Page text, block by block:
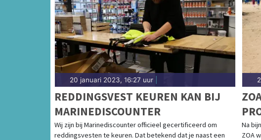
20 januari 2023, 16:27 uur
REDDINGSVEST KEUREN KAN BIJ
MARINEDISCOUNTER
Wij zijn bij Marinediscounter officieel gecertificeerd om
reddingsvesten te keuren. Dat betekend dat je naast een
Na
ZOA